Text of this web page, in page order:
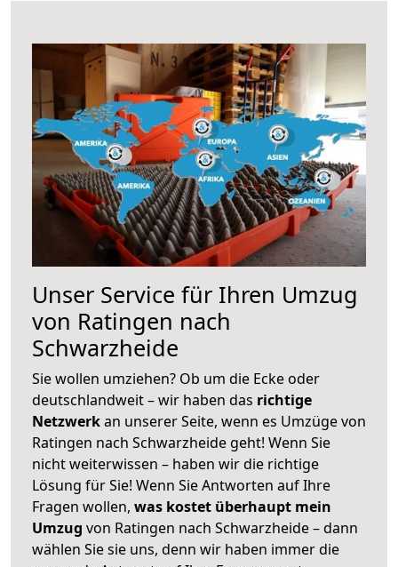
Unser Service für Ihren Umzug
von Ratingen nach
Schwarzheide
Sie wollen umziehen? Ob um die Ecke oder
deutschlandweit – wir haben das richtige
Netzwerkan unserer Seite, wenn es Umzüge von
Ratingen nach Schwarzheide geht! Wenn Sie
nicht weiterwissen – haben wir die richtige
Lösung für Sie! Wenn Sie Antworten auf Ihre
Fragen wollen, was kostet überhaupt mein
Umzug von Ratingen nach Schwarzheide – dann
wählen Sie sie uns, denn wir haben immer die